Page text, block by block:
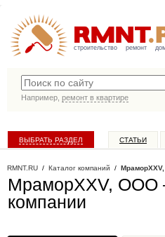
строительство ремонт
Например, ремонт в квартире
ВЫБРАТЬ РАЗДЕЛ СТАТЬИ
RMNT.RU / Каталог компаний /
МраморXXV, ООО
компании